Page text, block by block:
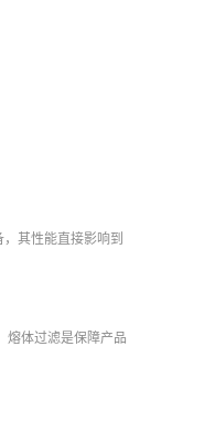
其性能直接影响到
体过滤是保障产品